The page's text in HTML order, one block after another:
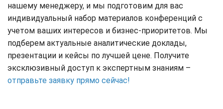
нашему менеджеру, и мы подготовим для вас
индивидуальный набор материалов конференций с
учетом ваших интересов и бизнес-приоритетов. Мы
подберем актуальные аналитические доклады,
презентации и кейсы по лучшей цене. Получите
эксклюзивный доступ к экспертным знаниям –
отправьте заявку прямо сейчас!